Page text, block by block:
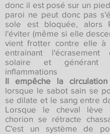
donc il est posé sur un
paroi ne peut donc pas
sole est bloquée, alors
l'éviter (même si elle
vient frotter contre elle à
entrainant l'écrasement
solaire et générant
inflammations
Il empêche la circulation
lorsque le sabot sain se
se dilate et le sang entre
Lorsque le cheval
chorion se rétracte
C'est un système de